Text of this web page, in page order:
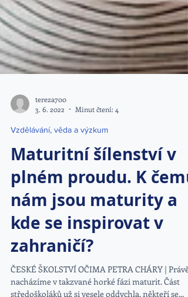
tereza700
3. 6. 2022
Minut čtení: 4
Vzdělávání, věda a výzkum
Maturitní šílenství v
plném proudu. K čemu
nám jsou maturity a
kde se inspirovat v
zahraničí?
ČESKÉ ŠKOLSTVÍ OČIMA PETRA CHÁRY | Právě